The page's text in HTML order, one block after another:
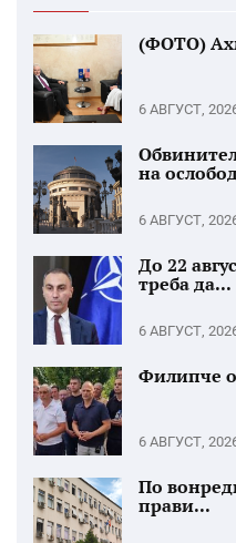
(ФОТО)
6 АВГУСТ,
на
6 АВГУСТ,
До 22
треба да...
6 АВГУСТ,
Филипче
6 АВГУСТ,
По
прави...